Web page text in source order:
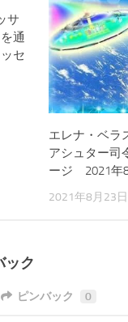
サ
通
セ
エレナ・ベラ
アシュター司
ージ 2021年
2021年8月23日
ック
ピンバック 0